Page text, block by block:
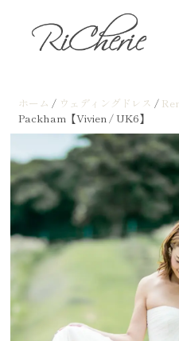
content
神戸
ホーム / ウェディングドレス /
Packham【Vivien / UK6】